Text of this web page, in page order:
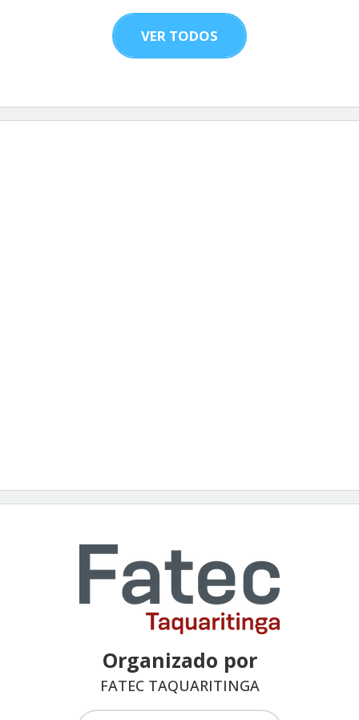
VER TODOS
Organizado por
FATEC TAQUARITINGA